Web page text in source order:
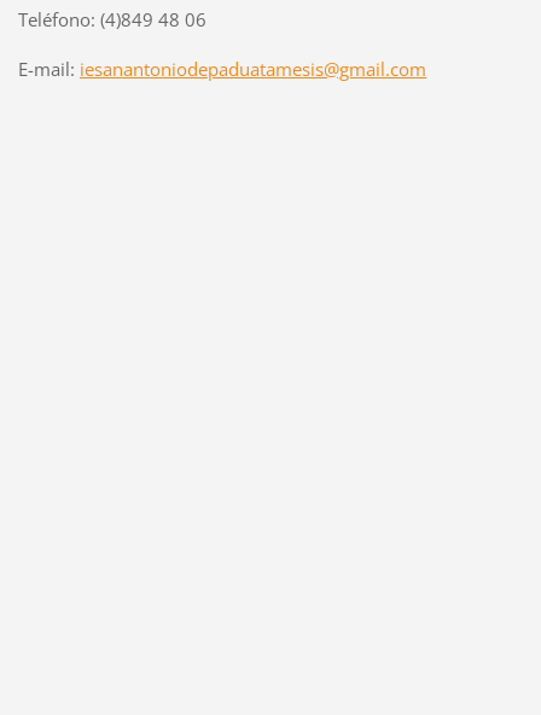
Teléfono: (4)849 48 06
E-mail: iesanantoniodepaduatamesis@gmail.com